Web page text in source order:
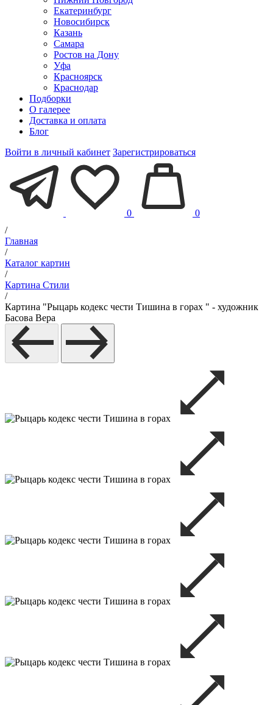
Екатеринбург
Новосибирск
Казань
Самара
Ростов на Дону
Уфа
Красноярск
Краснодар
Подборки
О галерее
Доставка и оплата
Блог
Войти в личный кабинет Зарегистрироваться
0
0
/
Главная
/
Каталог картин
/
Картина Стили
/
Картина "Рыцарь кодекс чести Тишина в горах " - художник
Басова Вера